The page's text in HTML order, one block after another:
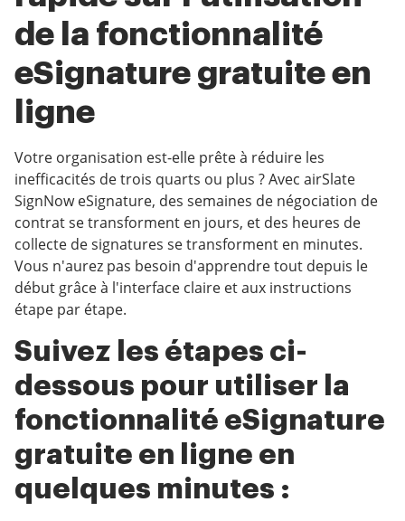
de la fonctionnalité
eSignature gratuite en
ligne
Votre organisation est-elle prête à réduire les
inefficacités de trois quarts ou plus ? Avec airSlate
SignNow eSignature, des semaines de négociation de
contrat se transforment en jours, et des heures de
collecte de signatures se transforment en minutes.
Vous n'aurez pas besoin d'apprendre tout depuis le
début grâce à l'interface claire et aux instructions
étape par étape.
Suivez les étapes ci-
dessous pour utiliser la
fonctionnalité eSignature
gratuite en ligne en
quelques minutes :